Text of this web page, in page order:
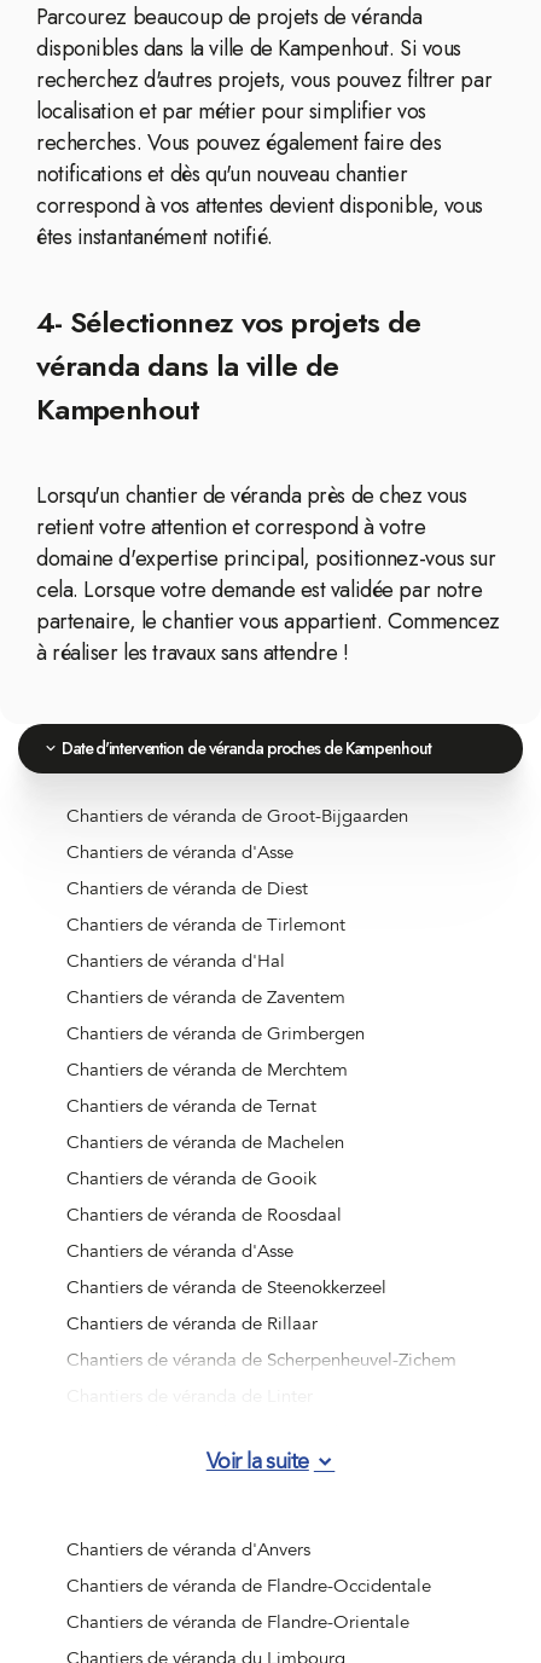
Parcourez beaucoup de projets de véranda
disponibles dans la ville de Kampenhout. Si vous
recherchez d'autres projets, vous pouvez filtrer par
localisation et par métier pour simplifier vos
recherches. Vous pouvez également faire des
notifications et dès qu'un nouveau chantier
correspond à vos attentes devient disponible, vous
êtes instantanément notifié.
4- Sélectionnez vos projets de
véranda dans la ville de
Kampenhout
Lorsqu'un chantier de véranda près de chez vous
retient votre attention et correspond à votre
domaine d'expertise principal, positionnez-vous sur
cela. Lorsque votre demande est validée par notre
partenaire, le chantier vous appartient. Commencez
à réaliser les travaux sans attendre !
Date d'intervention de véranda proches de Kampenhout
Chantiers de véranda de Groot-Bijgaarden
Chantiers de véranda d'Asse
Chantiers de véranda de Diest
Chantiers de véranda de Tirlemont
Chantiers de véranda d'Hal
Chantiers de véranda de Zaventem
Chantiers de véranda de Grimbergen
Chantiers de véranda de Merchtem
Chantiers de véranda de Ternat
Chantiers de véranda de Machelen
Chantiers de véranda de Gooik
Chantiers de véranda de Roosdaal
Chantiers de véranda d'Asse
Chantiers de véranda de Steenokkerzeel
Chantiers de véranda de Rillaar
Chantiers de véranda de Scherpenheuvel-Zichem
Chantiers de véranda de Sint-Truiden
Chantiers de véranda de Relegem
Chantiers de véranda de Wolvertem
Chantiers de véranda de Rillaar
Chantiers de véranda d'Huizingen
Voir la suite
Chantiers de véranda d'Anvers
Chantiers de véranda de Flandre-Occidentale
Chantiers de véranda de Flandre-Orientale
Chantiers de véranda du Limbourg